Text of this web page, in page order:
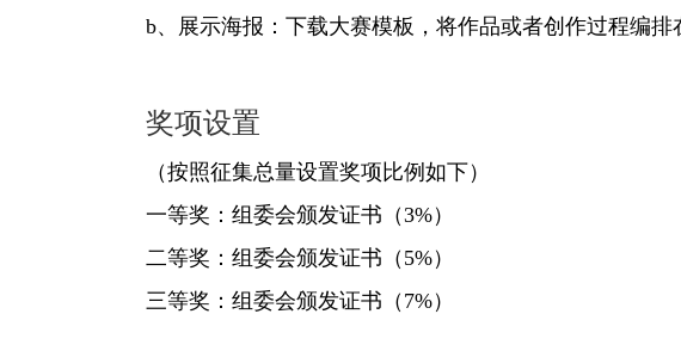
b、展示海报：下载大赛模板，将作品或者创作过程编排
奖项设置
（按照征集总量设置奖项比例如下）
一等奖：组委会颁发证书（3%）
二等奖：组委会颁发证书（5%）
三等奖：组委会颁发证书（7%）